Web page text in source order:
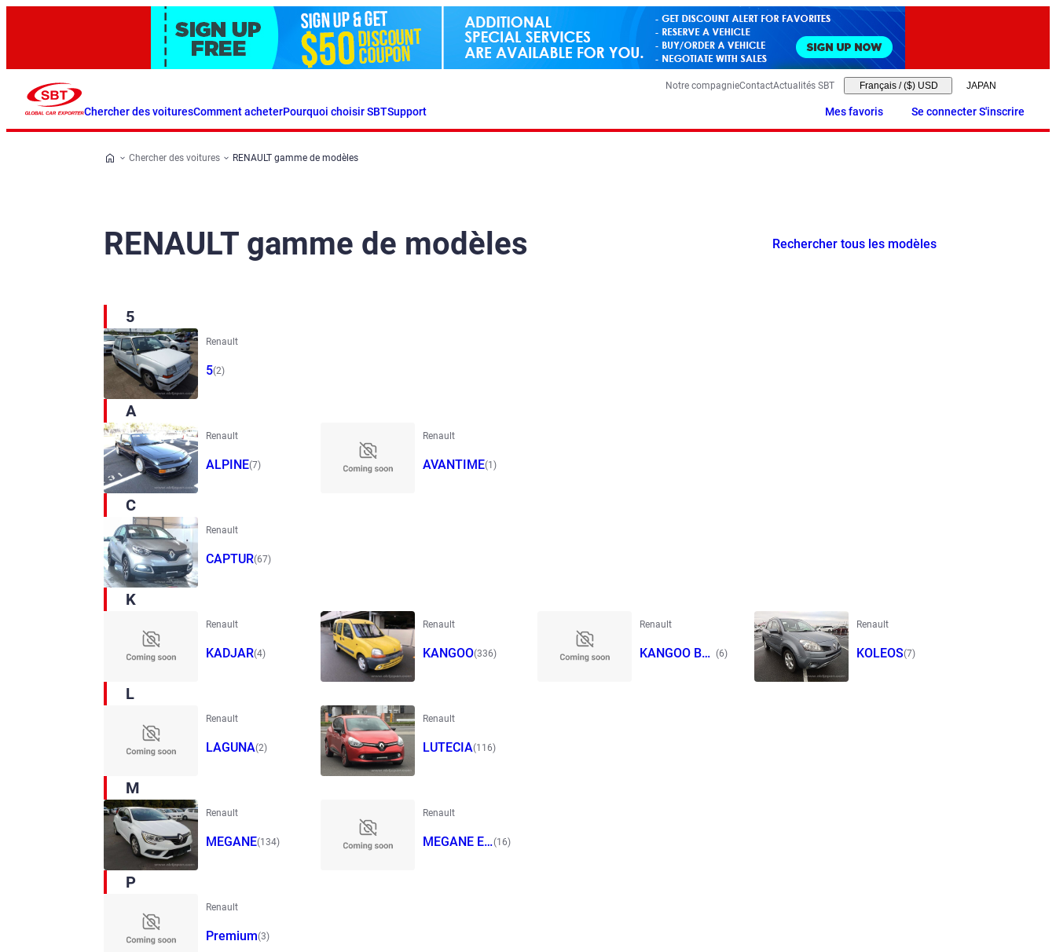
Chercher des voituresComment acheterPourquoi choisir SBTSupport
Notre compagnieContactActualités SBT Français / ($) USD
Mes favoris Se connecter S'inscrire
Chercher des voitures RENAULT gamme de modèles
RENAULT gamme de modèles Rechercher tous les modèles
5
Renault
5(2)
A
Renault
ALPINE(7)
Renault
AVANTIME(1)
C
Renault
CAPTUR(67)
K
Renault
KADJAR(4)
Renault
KANGOO(336)
Renault
KANGOO BE
(6)
Renault
KOLEOS(7)
L
Renault
LAGUNA(2)
Renault
LUTECIA(116)
M
Renault
MEGANE(134)
Renault
MEGANE ES(16)
P
Renault
Premium(3)